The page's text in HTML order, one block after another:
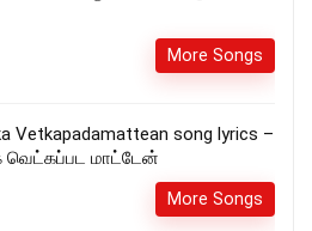
More Songs
Vetkapadamattean song lyrics –
வெட்கப்பட மாட்டேன்
More Songs